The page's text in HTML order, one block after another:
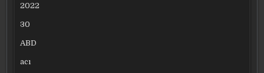
2022
30
ABD
acı